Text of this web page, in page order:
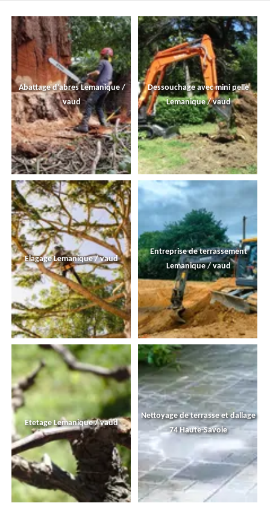
Abattage d'abres Lemanique /
vaud
Dessouchage avec mini pelle
Lemanique / vaud
Elagage Lemanique / vaud
Entreprise de terrassement
Lemanique / vaud
Etetage Lemanique / vaud
Nettoyage de terrasse et dallage
74 Haute-Savoie